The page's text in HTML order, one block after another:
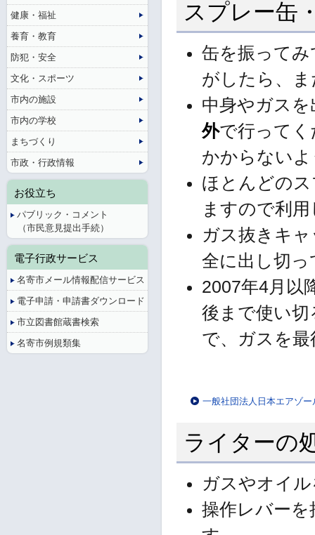
スプレー缶
缶を振って
がしたら、
中身やガス
外で行ってく
かからない
ほとんどの
ますので利
ガス抜きキ
全に出し切
2007年4月以
後まで使い
で、ガスを
一般社団法人日本エアゾ
ライターの
ガスやオイ
操作レバー
健康・福祉
養育・教育
防犯・安全
文化・スポーツ
市内の施設
市内の学校
まちづくり
市政・行政情報
お役立ち
パブリック・コメント
（市民意見提出手続）
電子行政サービス
名寄市メール情報配信サービス
電子申請・申請書ダウンロード
市立図書館蔵書検索
名寄市例規類集